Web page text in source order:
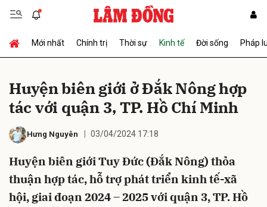
Mới nhất Chính trị Thời sự Kinh tế Đời sống Pháp
Huyện biên giới ở Đắk Nông hợp
tác với quận 3, TP. Hồ Chí Minh
Hưng Nguyên 03/04/2024 17:18
Huyện biên giới Tuy Đức (Đắk Nông) thỏa
thuận hợp tác, hỗ trợ phát triển kinh tế-xã
hội, giai đoạn 2024 – 2025 với quận 3, TP. Hồ
Gửi bình luận
Hủy Gửi